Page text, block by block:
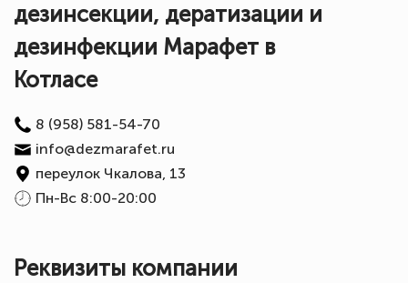
дезинсекции, дератизации и
дезинфекции Марафет в
Котласе
8 (958) 581-54-70
info@dezmarafet.ru
переулок Чкалова, 13
Пн-Вс 8:00-20:00
Реквизиты компании